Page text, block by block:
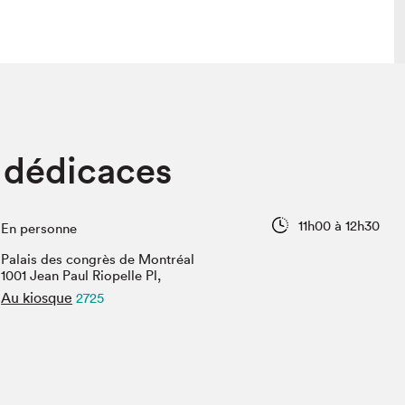
Vidéos et balados
En personne
11h00 à 12h30
Palais des congrès de Montréal
1001 Jean Paul Riopelle Pl,
Au kiosque 2725